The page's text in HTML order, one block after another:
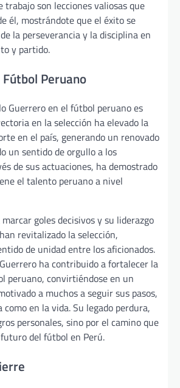
trabajo son lecciones valiosas que
él, mostrándote que el éxito se
la perseverancia y la disciplina en
y partido.
Peruano
Guerrero en el fútbol peruano es
en la selección ha elevado la
en el país, generando un renovado
un sentido de orgullo a los
de sus actuaciones, ha demostrado
el talento peruano a nivel
goles decisivos y su liderazgo
revitalizado la selección,
de unidad entre los aficionados.
ha contribuido a fortalecer la
peruano, convirtiéndose en un
a muchos a seguir sus pasos,
en la vida. Su legado perdura,
personales, sino por el camino que
del fútbol en Perú.